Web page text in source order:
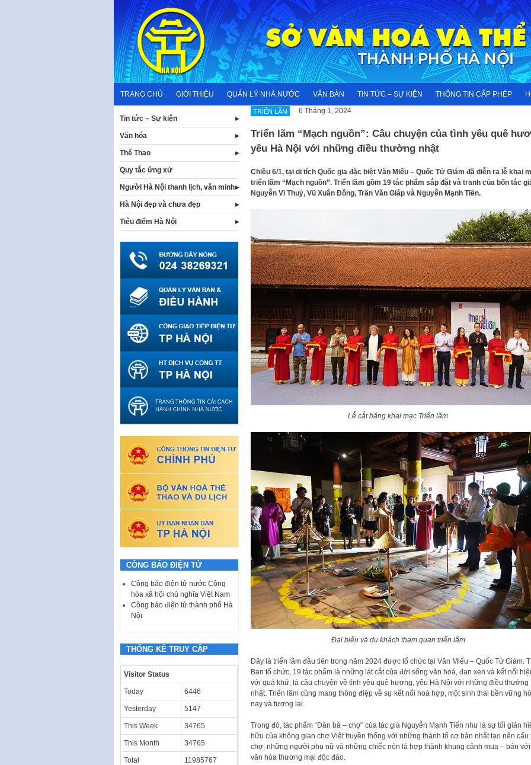
content
TRANG CHỦ GIỚI THIỆU QUẢN LÝ NHÀ NƯỚC VĂN BẢN TIN TỨC – SỰ KIỆN THÔNG TIN CẤP PHÉP
TRIỂN LÃM 6 Tháng 1, 2024
Triển lãm “Mạch nguồn”: Câu chuyện của tình yêu quê
yêu Hà Nội với những điều thường nhật
Chiều 6/1, tại di tích Quốc gia đặc biệt Văn Miếu – Quốc Tử Giám đã diễn ra lễ khai
triển lãm “Mạch nguồn”. Triển lãm gồm 19 tác phẩm sắp đặt và tranh của bốn tác
Nguyễn Vi Thuỷ, Vũ Xuân Đông, Trần Văn Giáp và Nguyễn Mạnh Tiến.
Lễ cắt băng khai mạc Triển lãm
Đại biểu và du khách tham quan triển lãm
Đây là triển lãm đầu tiên trong năm 2024 được tổ chức tại Văn Miếu – Quốc Tử Giám.
Ban tổ chức, 19 tác phẩm là những lát cắt của đời sống văn hoá, đan xen và kết nối
với quá khứ, là câu chuyện về tình yêu quê hương, yêu Hà Nội với những điều thường
nhật. Triển lãm cũng mang thông điệp về sự kết nối hoà hợp, một sinh thái bền vững
nay và tương lai.
Trong đó, tác phẩm “Đàn bà – chợ” của tác giả Nguyễn Mạnh Tiến như là sự tối giản
hữu của không gian chợ Việt truyền thống với những thành tố cơ bản nhất tạo nên cấu
chợ, những người phụ nữ và những chiếc nón lá hợp thành khung cảnh mua – bán
văn hóa thương mại độc đáo.
Tin tức – Sự kiện
Văn hóa
Thể Thao
Quy tắc ứng xử
Người Hà Nội thanh lịch, văn minh
Hà Nội đẹp và chưa đẹp
Tiêu điểm Hà Nội
CÔNG BÁO ĐIỆN TỬ
Công báo điện tử nước Cộng
hòa xã hội chủ nghĩa Việt Nam
Công báo điện tử thành phố Hà
Nội
THỐNG KÊ TRUY CẬP
Visitor Status
Today 6446
Yesterday 5147
This Week 34765
This Month 34765
Total 11985767